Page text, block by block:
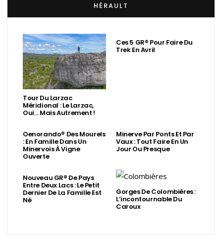
HÉRAULT
Tour Du Larzac
Méridional : Le Larzac,
Oui… Mais Autrement !
Ces 5 GR® Pour Faire Du
Trek En Avril
Oenorando® Des Mourels
: En Famille Dans Un
Minervois À Vigne
Ouverte
Minerve Par Ponts Et Par
Vaux : Tout Faire En Un
Jour Ou Presque
Nouveau GR® De Pays
Entre Deux Lacs : Le Petit
Dernier De La Famille Est
Né
Gorges De Colombières :
L’incontournable Du
Caroux